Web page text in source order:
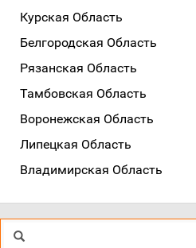
Курская Область
Белгородская Область
Рязанская Область
Тамбовская Область
Воронежская Область
Липецкая Область
Владимирская Область